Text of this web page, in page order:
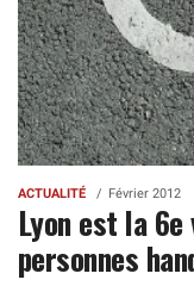
ACTUALITÉ Février 2012
Lyon est la
personnes